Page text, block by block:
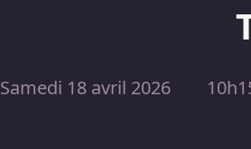
Samedi 18 avril 2026